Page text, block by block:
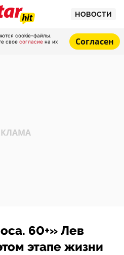
НОВОСТИ
cookie-файлы.
свое согласие на их
Согласен
60+» Лев
этапе жизни